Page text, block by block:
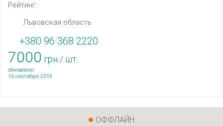
Рейтинг:
Львовская область
+380 96 368 2220
7000 грн / шт.
обновлено:
16 сентября 2019
ОФФЛАЙН